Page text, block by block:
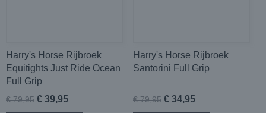
Harry's Horse Rijbroek
Equitights Just Ride Ocean
Full Grip
€ 79,95 € 39,95
Harry's Horse Rijbroek
Santorini Full Grip
€ 79,95 € 34,95